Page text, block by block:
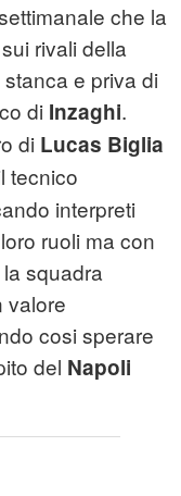
che la
rivali della
e priva di
di Inzaghi.
di Lucas Biglia
tecnico
interpreti
ruoli ma con
squadra
valore
cosi sperare
del Napoli